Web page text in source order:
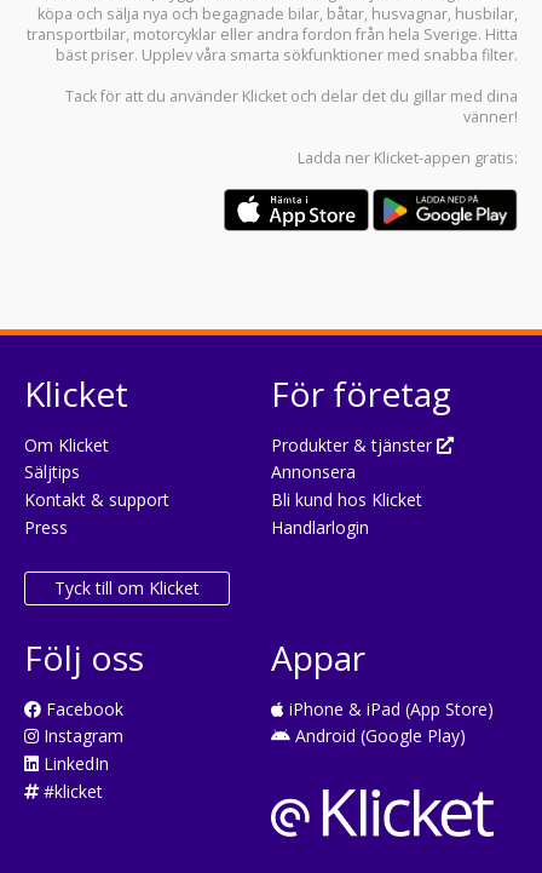
köpa och sälja nya och begagnade bilar, båtar, husvagnar, husbilar,
transportbilar, motorcyklar eller andra fordon från hela Sverige. Hitta
bäst priser. Upplev våra smarta sökfunktioner med snabba filter.
Tack för att du använder Klicket och delar det du gillar med dina
vänner!
Ladda ner Klicket-appen gratis:
Klicket
Om Klicket
Säljtips
Kontakt & support
Press
Tyck till om Klicket
För företag
Produkter & tjänster
Annonsera
Bli kund hos Klicket
Handlarlogin
Följ oss
Facebook
Instagram
LinkedIn
#klicket
Appar
iPhone & iPad (App Store)
Android (Google Play)